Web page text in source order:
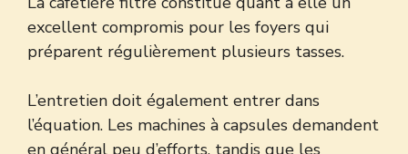
excellent compromis pour les foyers qui
préparent régulièrement plusieurs tasses.
L’entretien doit également entrer dans
l’équation. Les machines à capsules demandent
en général peu d’efforts, tandis que les